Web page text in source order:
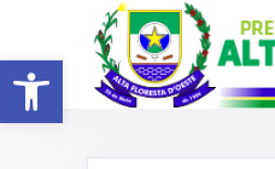
Barra de Ferramentas Aberta